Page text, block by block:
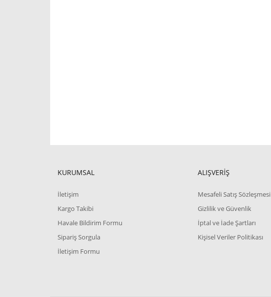
KURUMSAL
İletişim
Kargo Takibi
Havale Bildirim Formu
Sipariş Sorgula
İletişim Formu
ALIŞVERİŞ
Mesafeli Satış Sözleşmesi
Gizlilik ve Güvenlik
İptal ve İade Şartları
Kişisel Veriler Politikası